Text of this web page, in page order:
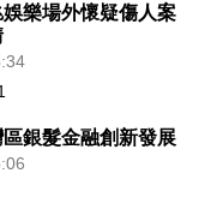
樂場外懷疑傷人案
銀髮金融創新發展